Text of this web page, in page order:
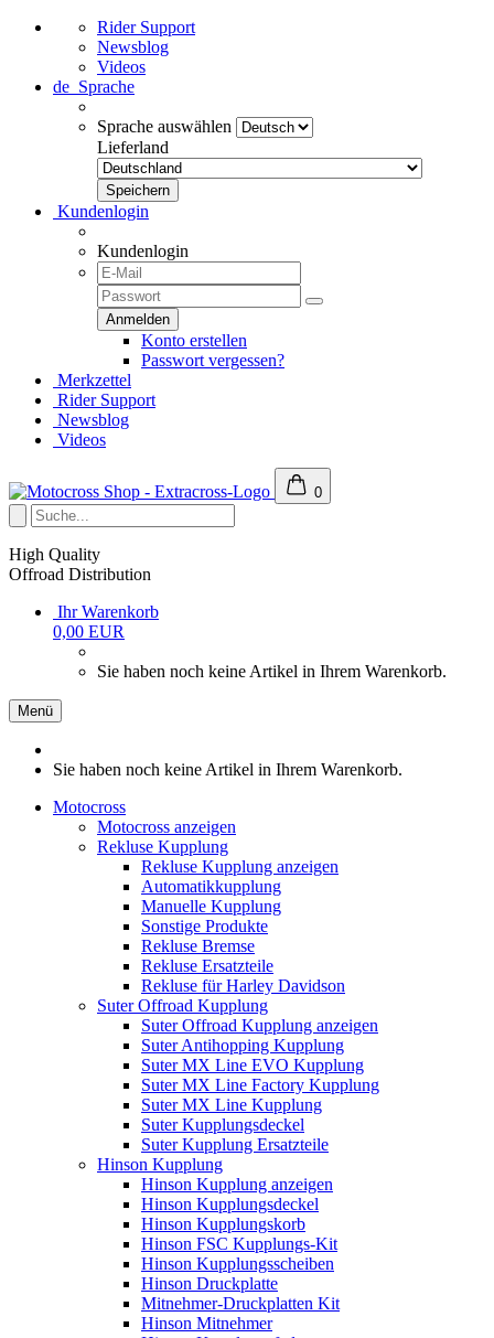
Rider Support
Newsblog
Videos
de Sprache
Sprache auswählen
Lieferland
Kundenlogin
Kundenlogin
Konto erstellen
Passwort vergessen?
Merkzettel
Rider Support
Newsblog
Videos
0
High Quality
Offroad Distribution
Ihr Warenkorb
0,00 EUR
Sie haben noch keine Artikel in Ihrem Warenkorb.
Menü
Sie haben noch keine Artikel in Ihrem Warenkorb.
Motocross
Motocross anzeigen
Rekluse Kupplung
Rekluse Kupplung anzeigen
Automatikkupplung
Manuelle Kupplung
Sonstige Produkte
Rekluse Bremse
Rekluse Ersatzteile
Rekluse für Harley Davidson
Suter Offroad Kupplung
Suter Offroad Kupplung anzeigen
Suter Antihopping Kupplung
Suter MX Line EVO Kupplung
Suter MX Line Factory Kupplung
Suter MX Line Kupplung
Suter Kupplungsdeckel
Suter Kupplung Ersatzteile
Hinson Kupplung
Hinson Kupplung anzeigen
Hinson Kupplungsdeckel
Hinson Kupplungskorb
Hinson FSC Kupplungs-Kit
Hinson Kupplungsscheiben
Hinson Druckplatte
Mitnehmer-Druckplatten Kit
Hinson Mitnehmer